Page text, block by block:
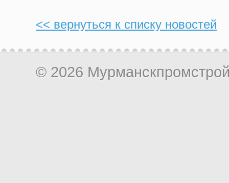
<< вернуться к списку новостей
© 2026